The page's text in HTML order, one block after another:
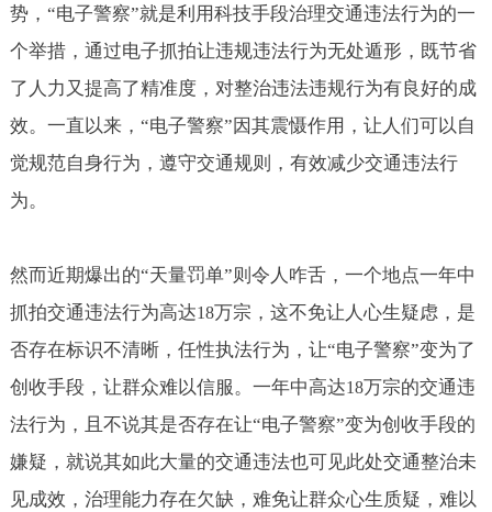
势，“电子警察”就是利用科技手段治理交通违法行为的一
个举措，通过电子抓拍让违规违法行为无处遁形，既节省
了人力又提高了精准度，对整治违法违规行为有良好的成
效。一直以来，“电子警察”因其震慑作用，让人们可以自
觉规范自身行为，遵守交通规则，有效减少交通违法行
为。
然而近期爆出的“天量罚单”则令人咋舌，一个地点一年中
抓拍交通违法行为高达18万宗，这不免让人心生疑虑，是
否存在标识不清晰，任性执法行为，让“电子警察”变为了
创收手段，让群众难以信服。一年中高达18万宗的交通违
法行为，且不说其是否存在让“电子警察”变为创收手段的
嫌疑，就说其如此大量的交通违法也可见此处交通整治未
见成效，治理能力存在欠缺，难免让群众心生质疑，难以